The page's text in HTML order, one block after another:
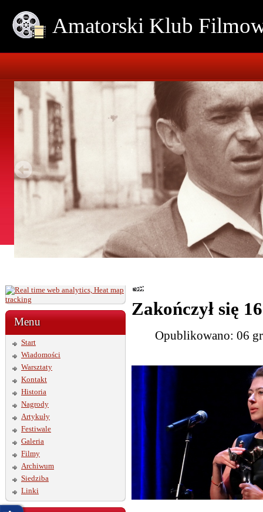
Amatorski Klub
Menu
Start
Wiadomości
Warsztaty
Kontakt
Historia
Nagrody
Artykuły
Festiwale
Galeria
Filmy
Archiwum
Siedziba
Linki
Zakończył się
Opublikowano: 06